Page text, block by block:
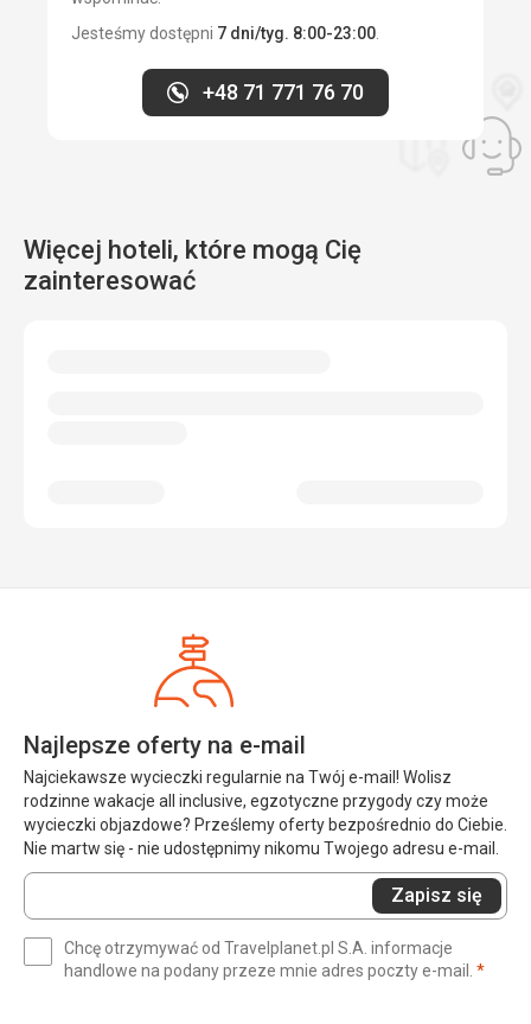
Jesteśmy dostępni 7 dni/tyg. 8:00-23:00
+48 71 771 76 70
Więcej hoteli, które mogą Cię
zainteresować
Najlepsze oferty na e-mail
Najciekawsze wycieczki regularnie na Twój e-mail! Wolisz
rodzinne wakacje all inclusive, egzotyczne przygody czy może
wycieczki objazdowe? Prześlemy oferty bezpośrednio do Ciebie.
Nie martw się - nie udostępnimy nikomu Twojego adresu e-mail.
Wprowadź
swój
(wymagane)
Zapisz się
Chcę otrzymywać od Travelplanet.pl S.A. informacje
handlowe na podany przeze mnie adres poczty e-mail. *